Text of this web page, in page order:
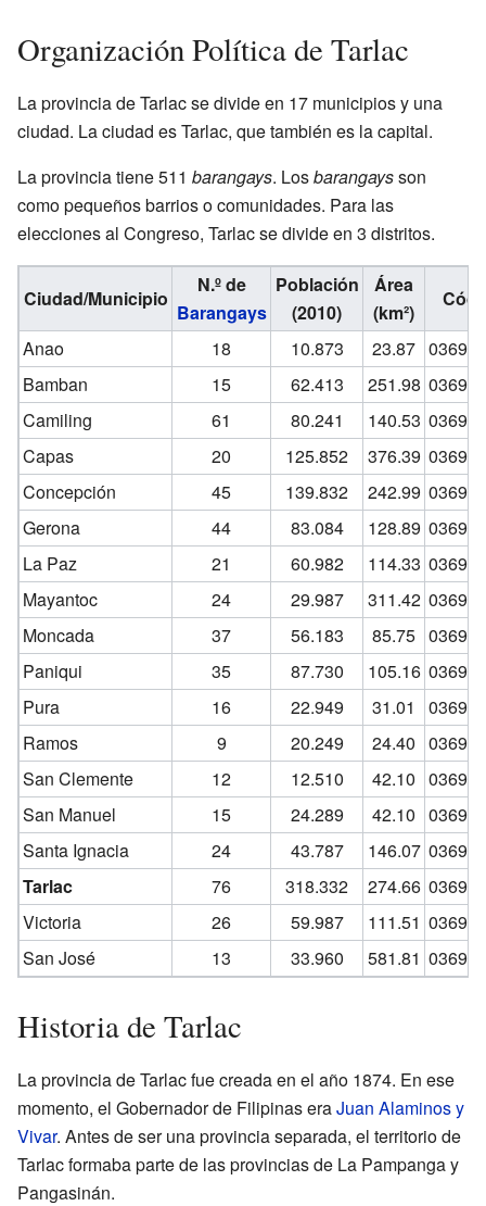
Organización Política de Tarlac
La provincia de Tarlac se divide en 17 municipios y una
ciudad. La ciudad es Tarlac, que también es la capital.
La provincia tiene 511 barangays. Losbarangaysson
como pequeños barrios o comunidades. Para las
elecciones al Congreso, Tarlac se divide en 3 distritos.
Ciudad/Municipio
N.º de
Barangays
Población
(2010)
Área
(km²)
Anao
18 10.873 23.87 0369
Bamban
15 62.413 251.98 0369
Camiling
61 80.241 140.53 0369
Capas
20 125.852 376.39 0369
Concepción
45 139.832 242.99 0369
Gerona
44 83.084 128.89 0369
La Paz
21 60.982 114.33 0369
Mayantoc
24 29.987 311.42 0369
Moncada
37 56.183 85.75 0369
Paniqui
35 87.730 105.16 0369
Pura
16 22.949 31.01 0369
Ramos
9 20.249 24.40 0369
San Clemente
12 12.510 42.10 0369
San Manuel
15 24.289 42.10 0369
Santa Ignacia
24 43.787 146.07 0369
Tarlac
76 318.332 274.66 0369
Victoria
26 59.987 111.51 0369
San José
13 33.960 581.81 0369
Historia de Tarlac
La provincia de Tarlac fue creada en el año 1874. En ese
momento, el Gobernador de Filipinas eraJuan Alaminos y
Vivar. Antes de ser una provincia separada, el territorio de
Tarlac formaba parte de las provincias de La Pampanga y
Pangasinán.